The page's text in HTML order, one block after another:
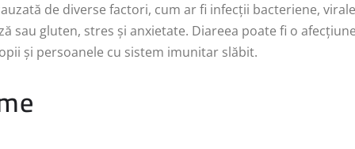
de diverse factori, cum ar fi infecții bacteriene,
sau gluten, stres și anxietate. Diareea poate fi o
și persoanele cu sistem imunitar slăbit.